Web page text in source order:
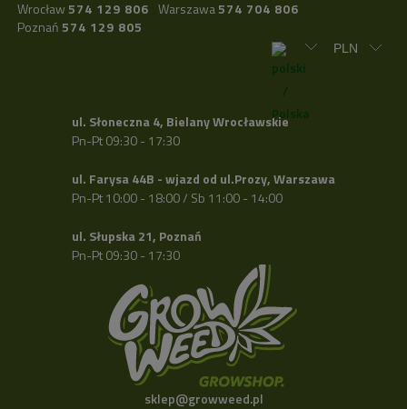
Wrocław 574 129 806 Warszawa574 704 806
Poznań 574 129 805
ul. Słoneczna 4, Bielany Wrocławskie
Pn-Pt 09:30 - 17:30
ul. Farysa 44B - wjazd od ul.Prozy, Warszawa
Pn-Pt 10:00 - 18:00 / Sb 11:00 - 14:00
ul. Słupska 21, Poznań
Pn-Pt 09:30 - 17:30
sklep@growweed.pl